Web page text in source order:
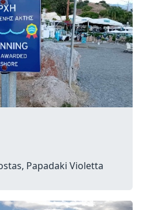
Papadaki Violetta